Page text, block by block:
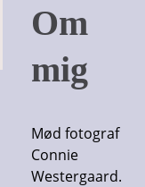
Om
mig
Mød fotograf
Connie
Westergaard.